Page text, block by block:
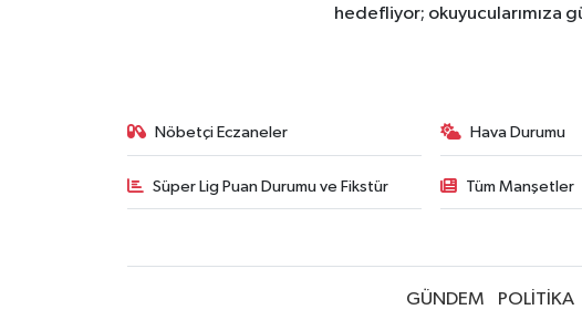
hedefliyor; okuyucularımıza
Nöbetçi Eczaneler Hava Durumu
Süper Lig Puan Durumu ve Fikstür Tüm Manşetler
GÜNDEM POLİTİKA